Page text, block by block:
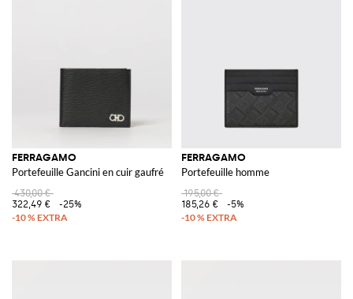
FERRAGAMO
Portefeuille Gancini en cuir gaufré
430,00 €
322,49 €
-25%
FERRAGAMO
Portefeuille homme
195,00 €
185,26 €
-5%